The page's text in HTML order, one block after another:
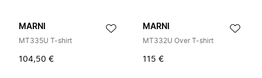
MARNI
MT335U T-shirt
104,50 €
MARNI
MT332U Over T-shirt
115 €